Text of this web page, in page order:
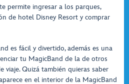
permite ingresar a los parques,
de hotel Disney Resort y comprar
es fácil y divertido, además es una
tu MagicBand de la de otros
viaje. Quizá también quieras saber
en el interior de la MagicBand